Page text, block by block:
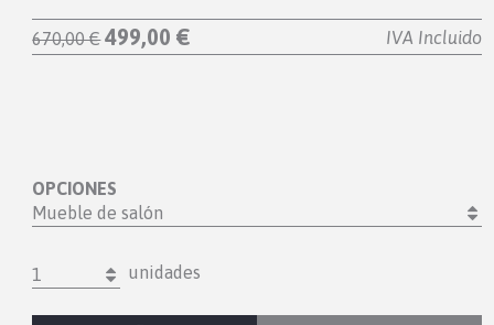
670,00 € 499,00 € IVA Incluido
OPCIONES
Mueble de salón
1 unidades